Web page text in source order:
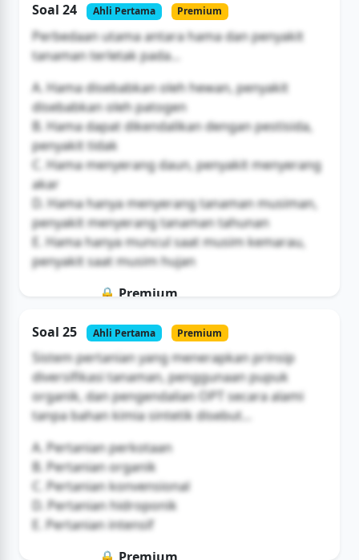
Buka Akses
Soal 24 Ahli Pertama Premium
Perbedaan utama antara hama dan penyakit
tanaman terletak pada...
A. Hama disebabkan oleh hewan, penyakit
disebabkan oleh patogen
B. Hama dapat dikendalikan dengan pestisida,
penyakit tidak
C. Hama menyerang daun, penyakit menyerang
akar
D. Hama hanya menyerang tanaman musiman,
penyakit menyerang tanaman tahunan
E. Hama hanya muncul saat musim kemarau,
penyakit saat musim hujan
🔒 Premium
Buka Akses
Soal 25 Ahli Pertama Premium
Sistem pertanian yang menerapkan prinsip
diversifikasi tanaman, penggunaan pupuk
organik, dan pengendalian OPT secara alami
tanpa bahan kimia sintetik disebut...
A. Pertanian perkotaan
B. Pertanian organik
C. Pertanian konvensional
D. Pertanian hidroponik
E. Pertanian intensif